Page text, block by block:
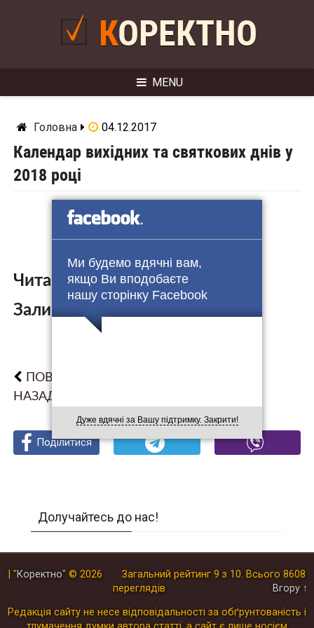
Ми будемо вдячні вам,
якщо Ви вподобаєте
нашу сторінку Facebook
Дуже вдячні за Вашу підтримку. Закрити!
КОРЕКТНО
MENU
Головна 04.12.2017
Календар вихідних та святкових днів у
2018 році
Читайте також:
Залишити коментар:
ПОВЕРНУТИСЯ
НАЗАД
Поділитися
Поділитися
Поділитися
Долучайтесь до нас!
| "Коректно" © 2026 Загальний рейтинг 9 з 10. Всього 8608
переглядів
Вгору ↑
Редакція сайту не несе відповідальності за обґрунтованість і